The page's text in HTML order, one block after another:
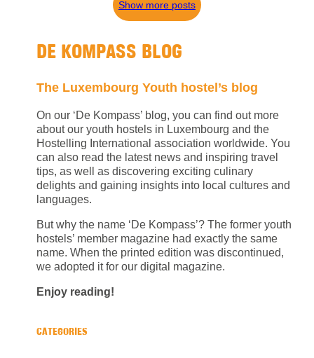
Show more posts
DE KOMPASS BLOG
The Luxembourg Youth hostel’s blog
On our ‘De Kompass’ blog, you can find out more
about our youth hostels in Luxembourg and the
Hostelling International association worldwide. You
can also read the latest news and inspiring travel
tips, as well as discovering exciting culinary
delights and gaining insights into local cultures and
languages.
But why the name ‘De Kompass’? The former youth
hostels’ member magazine had exactly the same
name. When the printed edition was discontinued,
we adopted it for our digital magazine.
Enjoy reading!
CATEGORIES